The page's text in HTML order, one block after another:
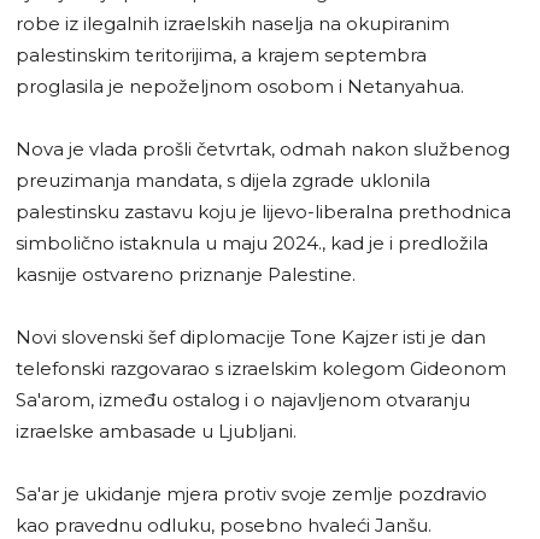
robe iz ilegalnih izraelskih naselja na okupiranim
palestinskim teritorijima, a krajem septembra
proglasila je nepoželjnom osobom i Netanyahua.
Nova je vlada prošli četvrtak, odmah nakon službenog
preuzimanja mandata, s dijela zgrade uklonila
palestinsku zastavu koju je lijevo-liberalna prethodnica
simbolično istaknula u maju 2024., kad je i predložila
kasnije ostvareno priznanje Palestine.
Novi slovenski šef diplomacije Tone Kajzer isti je dan
telefonski razgovarao s izraelskim kolegom Gideonom
Sa'arom, između ostalog i o najavljenom otvaranju
izraelske ambasade u Ljubljani.
Sa'ar je ukidanje mjera protiv svoje zemlje pozdravio
kao pravednu odluku, posebno hvaleći Janšu.